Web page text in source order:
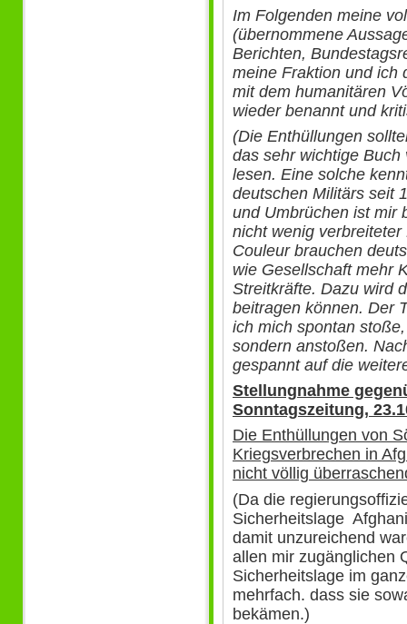
Im Folgenden meine
(übernommene
Berichten,
meine Fraktion und ich
mit dem humanitären
wieder benannt und
(Die Enthüllungen
das sehr wichtige
lesen. Eine solche
deutschen Militärs seit
und Umbrüchen ist mir
nicht wenig
Couleur brauchen
wie Gesellschaft mehr
Streitkräfte. Dazu wird
beitragen können. Der
ich mich spontan
sondern anstoßen.
gespannt auf die
Stellungnahme
Sonntagszeitung,
Die Enthüllungen von
Kriegsverbrechen in
nicht völlig
(Da die
Sicherheitslage
damit unzureichend
allen mir zugänglichen
Sicherheitslage im
mehrfach. dass sie
bekämen.)